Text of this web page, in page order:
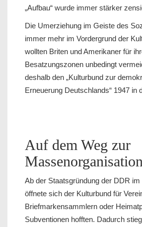
„Aufbau“ wurde immer stärker
Die Umerziehung im Geiste des
immer mehr im Vordergrund der
wollten Briten und Amerikaner für
Besatzungszonen unbedingt
deshalb den „Kulturbund zur
Erneuerung Deutschlands“ 1947 in
Auf dem Weg zur
Massenorganisation
Ab der Staatsgründung der DDR
öffnete sich der Kulturbund für
Briefmarkensammlern oder
Subventionen hofften. Dadurch